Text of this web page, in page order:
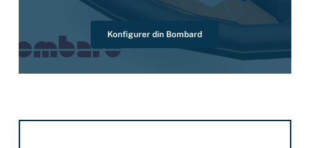
Konfigurer din Bombard